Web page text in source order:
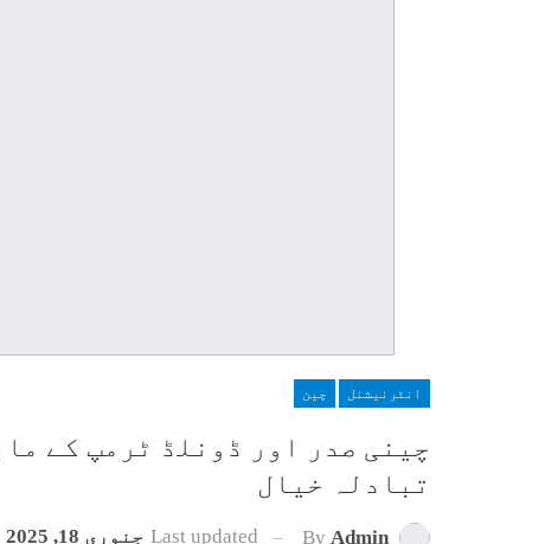
انٹرنیشنل چین
چینی صدر اور ڈونلڈ ٹرمپ کے
تبادلہ خیال
By Admin
Last updated جنوری 18, 2025